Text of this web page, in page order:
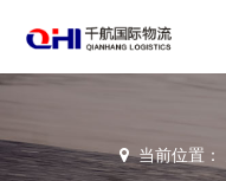
当前位置：